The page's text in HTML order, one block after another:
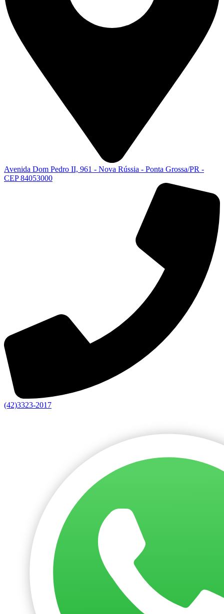
Avenida Dom Pedro II, 961 - Nova Rússia - Ponta Grossa/PR -
CEP 84053000
(42)3323-2017